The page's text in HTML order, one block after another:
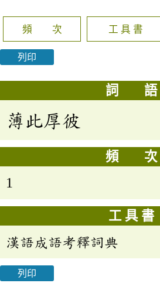
頻 次 工 具 書
列印
詞 語
薄此厚彼
頻 次
1
工 具 書
漢語成語考釋詞典
列印